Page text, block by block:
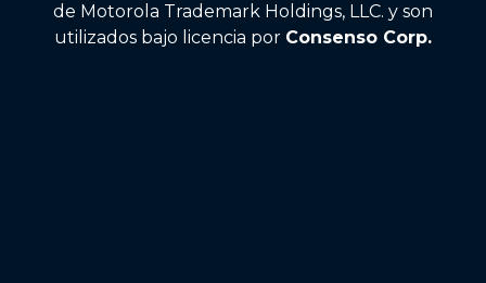
de Motorola Trademark Holdings, LLC. y son
utilizados bajo licencia por Consenso Corp.